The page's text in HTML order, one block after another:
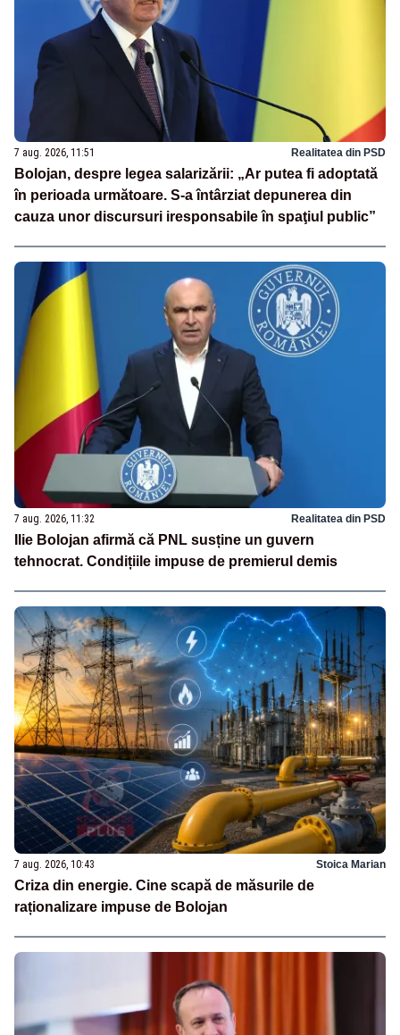
7 aug. 2026, 11:51 Realitatea din PSD
Bolojan, despre legea salarizării: „Ar putea fi adoptată
în perioada următoare. S-a întârziat depunerea din
cauza unor discursuri iresponsabile în spaţiul public”
7 aug. 2026, 11:32 Realitatea din PSD
Ilie Bolojan afirmă că PNL susține un guvern
tehnocrat. Condițiile impuse de premierul demis
7 aug. 2026, 10:43 Stoica Marian
Criza din energie. Cine scapă de măsurile de
raționalizare impuse de Bolojan